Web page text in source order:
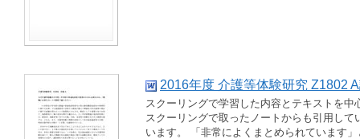
2016年度 介護等体験研究 Z1802
スクーリングで学習した内容とテキストを
スクーリングで取ったノートからも引用し
います。 「非常によくまとめられています